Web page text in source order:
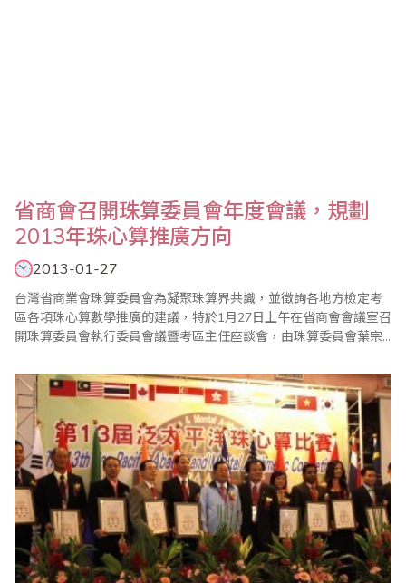
省商會召開珠算委員會年度會議，規劃
2013年珠心算推廣方向
2013-01-27
台灣省商業會珠算委員會為凝聚珠算界共識，並徵詢各地方檢定考
區各項珠心算數學推廣的建議，特於1月27日上午在省商會會議室召
開珠算委員會執行委員會議暨考區主任座談會，由珠算委員會葉宗
外，也通過102年度各項具體重點工作，包括1年4次的珠心算檢
定、2次的數學評鑑、2次海峽兩岸珠心算通信比賽外，同時確定
2013年全國珠算界慶祝世界珠算日大會暨全..